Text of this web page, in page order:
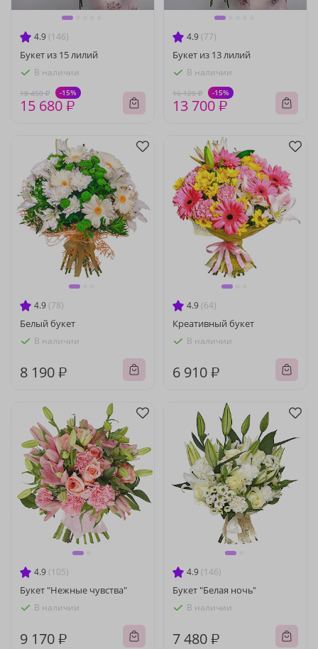
4.9 (146)
Букет из 15 лилий
В наличии
18 450 ₽ -15%
15 680 ₽
4.9 (77)
Букет из 13 лилий
В наличии
16 120 ₽ -15%
13 700 ₽
4.9 (78)
Белый букет
В наличии
8 190 ₽
4.9 (64)
Креативный букет
В наличии
6 910 ₽
4.9 (105)
Букет "Нежные чувства"
В наличии
9 170 ₽
4.9 (146)
Букет "Белая ночь"
В наличии
7 480 ₽